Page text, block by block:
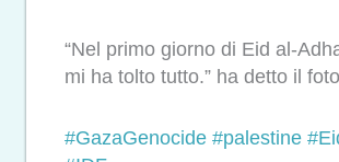
“Nel primo giorno di Eid al-
mi ha tolto tutto.” ha detto il
#GazaGenocide #palestine